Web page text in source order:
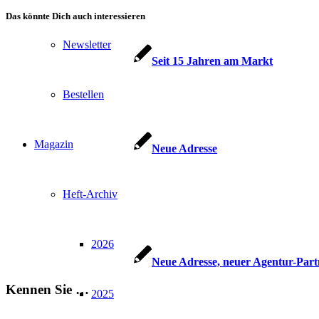
Newsletter
Bestellen
Magazin
Heft-Archiv
2026
2025
Das könnte Dich auch interessieren
Seit 15 Jahren am Markt
Neue Adresse
Neue Adresse, neuer Agentur-
Kennen Sie …